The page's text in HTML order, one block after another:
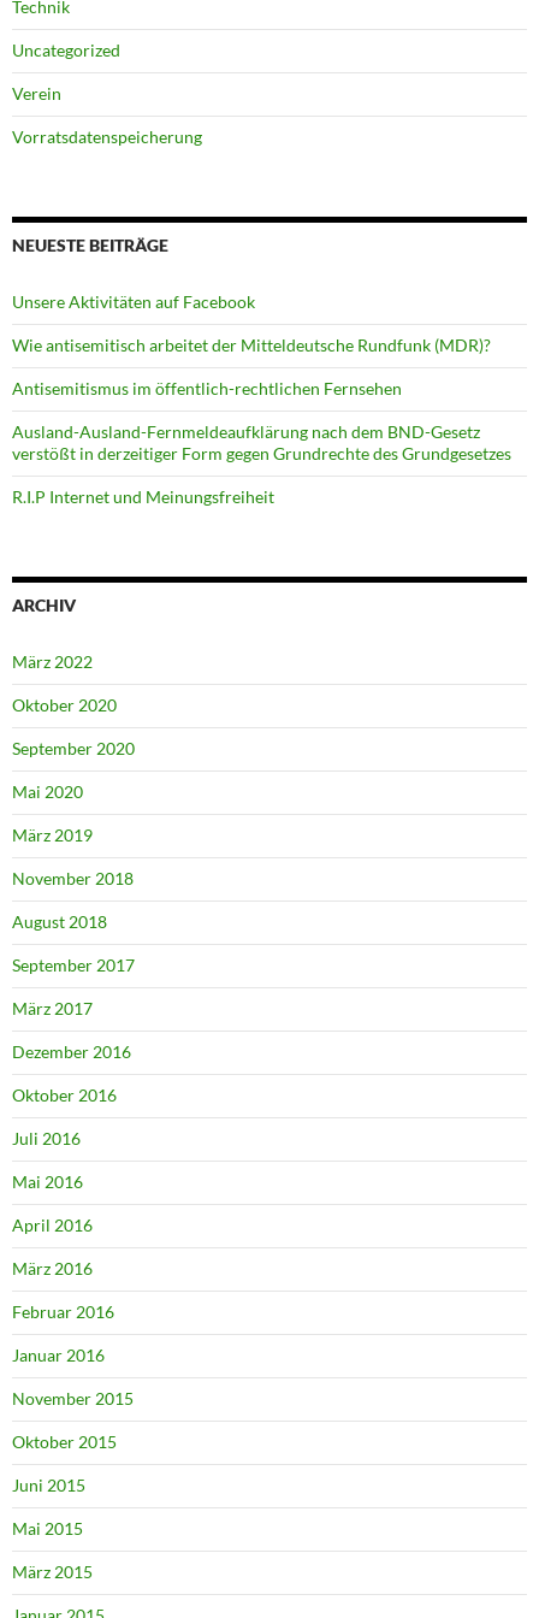
Technik
Uncategorized
Verein
Vorratsdatenspeicherung
NEUESTE BEITRÄGE
Unsere Aktivitäten auf Facebook
Wie antisemitisch arbeitet der Mitteldeutsche Rundfunk (MDR)?
Antisemitismus im öffentlich-rechtlichen Fernsehen
Ausland-Ausland-Fernmeldeaufklärung nach dem BND-Gesetz
verstößt in derzeitiger Form gegen Grundrechte des Grundgesetzes
R.I.P Internet und Meinungsfreiheit
ARCHIV
März 2022
Oktober 2020
September 2020
Mai 2020
März 2019
November 2018
August 2018
September 2017
März 2017
Dezember 2016
Oktober 2016
Juli 2016
Mai 2016
April 2016
März 2016
Februar 2016
Januar 2016
November 2015
Oktober 2015
Juni 2015
Mai 2015
März 2015